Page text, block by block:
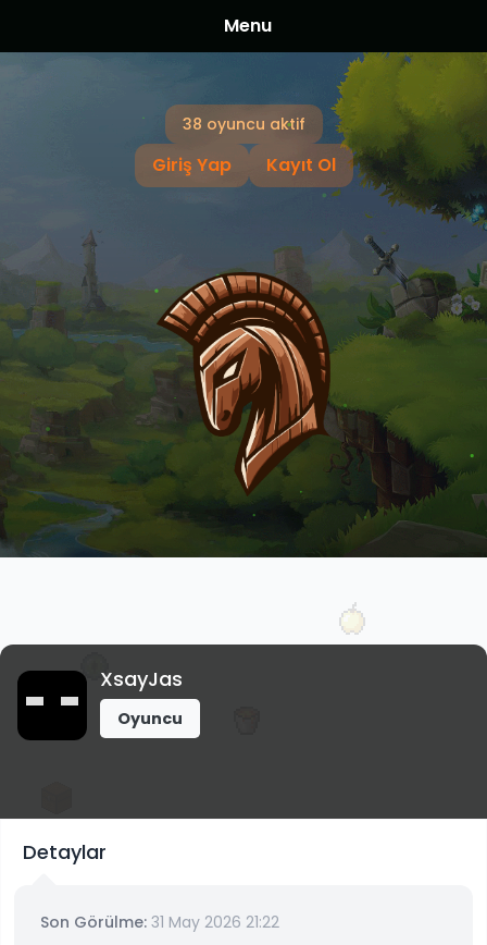
38 oyuncu aktif
Giriş Yap Kayıt Ol
Menu
XsayJas
Oyuncu
Detaylar
Son Görülme: 31 May 2026 21:22